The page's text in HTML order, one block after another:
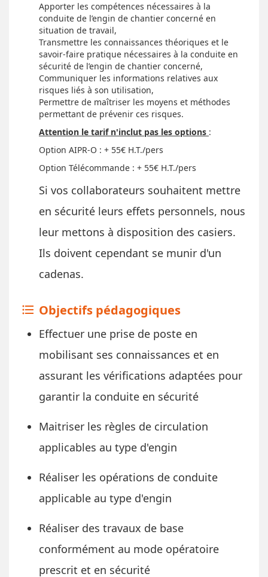
Apporter les compétences nécessaires à la
conduite de l’engin de chantier concerné en
situation de travail,
Transmettre les connaissances théoriques et le
savoir-faire pratique nécessaires à la conduite en
sécurité de l’engin de chantier concerné,
Communiquer les informations relatives aux
risques liés à son utilisation,
Permettre de maîtriser les moyens et méthodes
permettant de prévenir ces risques.
Attention le tarif n'inclut pas les options :
Option AIPR-O : + 55€ H.T./pers
Option Télécommande : + 55€ H.T./pers
​Si vos collaborateurs souhaitent mettre
en sécurité leurs effets personnels, nous
leur mettons à disposition des casiers.
Ils doivent cependant se munir d'un
cadenas.
format_list_bulleted Objectifs pédagogiques
Effectuer une prise de poste en
mobilisant ses connaissances et en
assurant les vérifications adaptées pour
garantir la conduite en sécurité
Maitriser les règles de circulation
applicables au type d'engin
Réaliser les opérations de conduite
applicable au type d'engin
Réaliser des travaux de base
conformément au mode opératoire
prescrit et en sécurité